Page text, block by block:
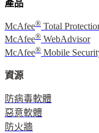
產品
McAfee® Total
McAfee® WebAdvisor
McAfee® Mobile
資源
防病毒軟體
惡意軟體
防火牆